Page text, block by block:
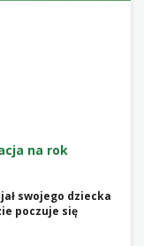
na rok
swojego dziecka
poczuje się